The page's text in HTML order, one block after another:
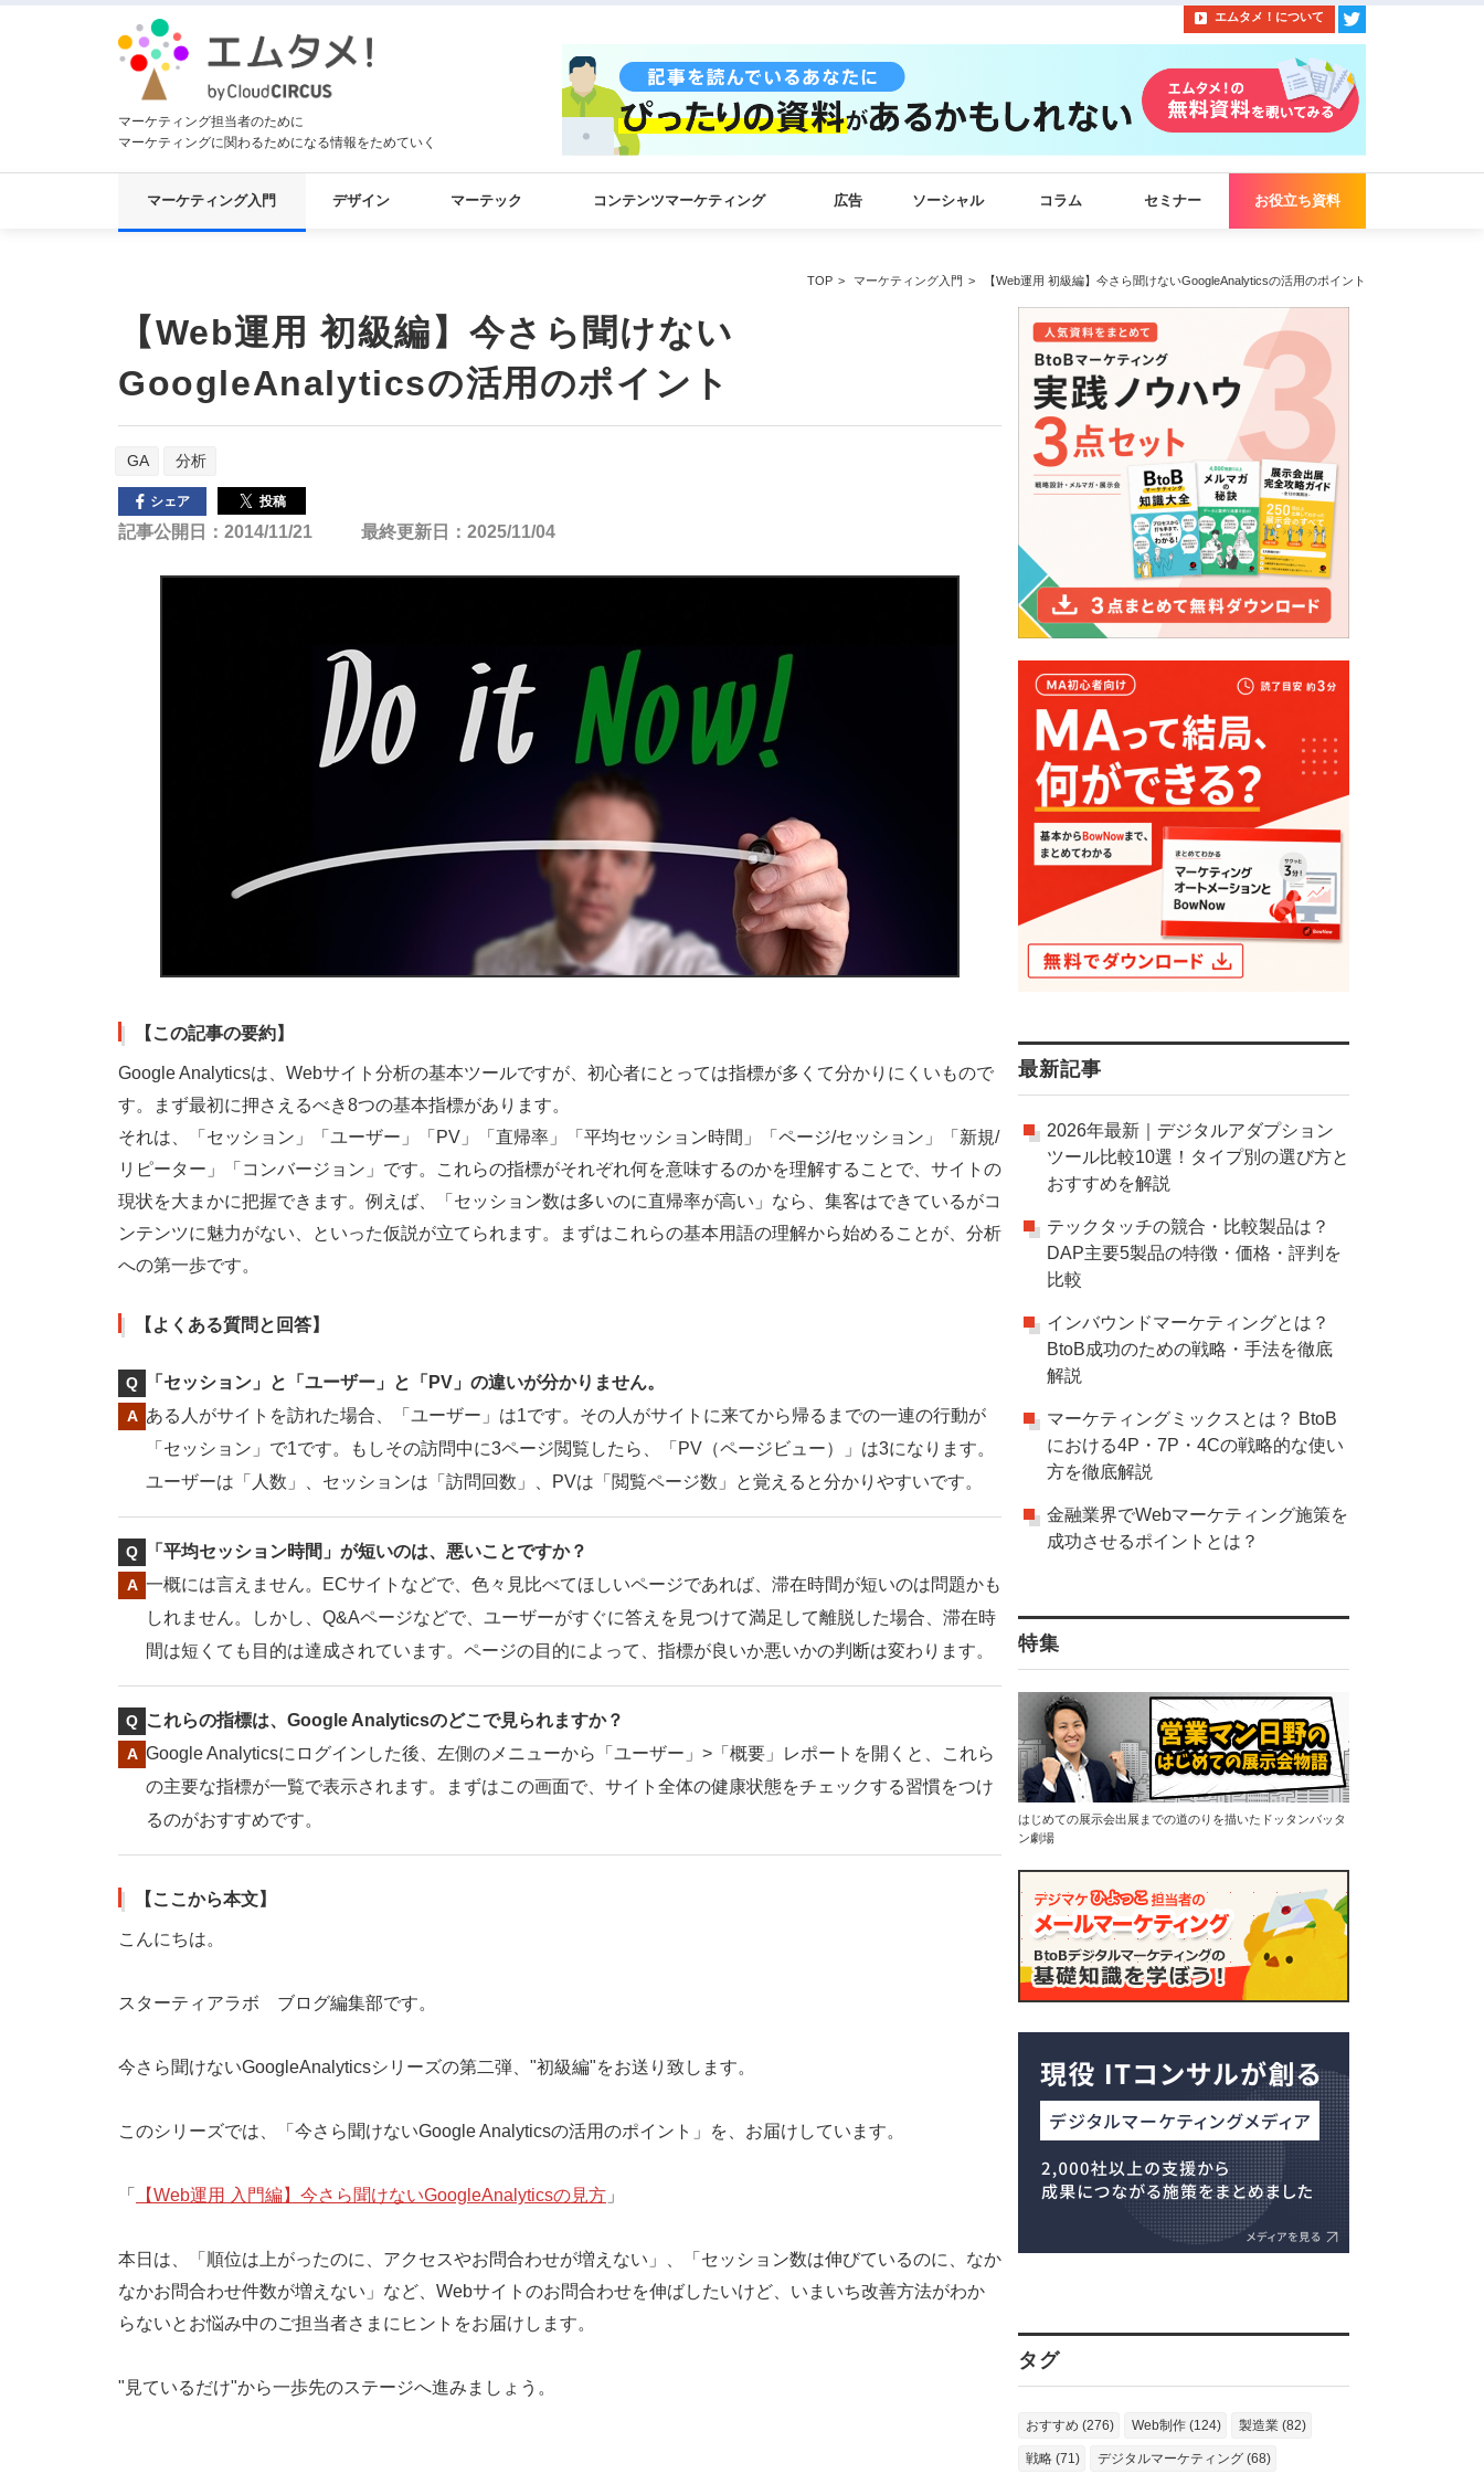
エムタメ！について
マーケティング担当者のために
マーケティングに関わるためになる情報をためていく
マーケティング入門 デザイン マーテック コンテンツマーケティング 広告 ソーシャル コラム セミナー お役立ち資料
TOP マーケティング入門 【Web運用 初級編】今さら聞けないGoogleAnalyticsの活用のポイント
【Web運用 初級編】今さら聞けない
GoogleAnalyticsの活用のポイント
GA 分析
シェア 投稿
記事公開日：2014/11/21 最終更新日：2025/11/04
【この記事の要約】
Google Analyticsは、Webサイト分析の基本ツールですが、初心者にとっては指標が多くて分かりにくいもので
す。まず最初に押さえるべき8つの基本指標があります。
それは、「セッション」「ユーザー」「PV」「直帰率」「平均セッション時間」「ページ/セッション」「新規/
リピーター」「コンバージョン」です。これらの指標がそれぞれ何を意味するのかを理解することで、サイトの
現状を大まかに把握できます。例えば、「セッション数は多いのに直帰率が高い」なら、集客はできているがコ
ンテンツに魅力がない、といった仮説が立てられます。まずはこれらの基本用語の理解から始めることが、分析
への第一歩です。
【よくある質問と回答】
「セッション」と「ユーザー」と「PV」の違いが分かりません。
ある人がサイトを訪れた場合、「ユーザー」は1です。その人がサイトに来てから帰るまでの一連の行動が
「セッション」で1です。もしその訪問中に3ページ閲覧したら、「PV（ページビュー）」は3になります。
ユーザーは「人数」、セッションは「訪問回数」、PVは「閲覧ページ数」と覚えると分かりやすいです。
「平均セッション時間」が短いのは、悪いことですか？
一概には言えません。ECサイトなどで、色々見比べてほしいページであれば、滞在時間が短いのは問題かも
しれません。しかし、Q&Aページなどで、ユーザーがすぐに答えを見つけて満足して離脱した場合、滞在時
間は短くても目的は達成されています。ページの目的によって、指標が良いか悪いかの判断は変わります。
これらの指標は、Google Analyticsのどこで見られますか？
Google Analyticsにログインした後、左側のメニューから「ユーザー」>「概要」レポートを開くと、これら
の主要な指標が一覧で表示されます。まずはこの画面で、サイト全体の健康状態をチェックする習慣をつけ
るのがおすすめです。
【ここから本文】
こんにちは。
スターティアラボ ブログ編集部です。
今さら聞けないGoogleAnalyticsシリーズの第二弾、"初級編"をお送り致します。
このシリーズでは、「今さら聞けないGoogle Analyticsの活用のポイント」を、お届けしています。
「 【Web運用 入門編】今さら聞けないGoogleAnalyticsの見方 」
本日は、「順位は上がったのに、アクセスやお問合わせが増えない」、「セッション数は伸びているのに、なか
なかお問合わせ件数が増えない」など、Webサイトのお問合わせを伸ばしたいけど、いまいち改善方法がわか
らないとお悩み中のご担当者さまにヒントをお届けします。
"見ているだけ"から一歩先のステージへ進みましょう。
最新記事
2026年最新｜デジタルアダプション
ツール比較10選！タイプ別の選び方と
おすすめを解説
テックタッチの競合・比較製品は？
DAP主要5製品の特徴・価格・評判を
比較
インバウンドマーケティングとは？
BtoB成功のための戦略・手法を徹底
解説
マーケティングミックスとは？ BtoB
における4P・7P・4Cの戦略的な使い
方を徹底解説
金融業界でWebマーケティング施策を
成功させるポイントとは？
特集
はじめての展示会出展までの道のりを描いたドッタンバッタ
ン劇場
タグ
おすすめ (276) Web制作 (124) 製造業 (82)
戦略 (71) デジタルマーケティング (68)